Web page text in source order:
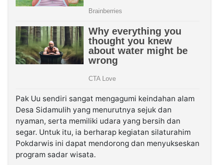
Pak Uu sendiri sangat mengagumi keindahan alam
Desa Sidamulih yang menurutnya sejuk dan
nyaman, serta memiliki udara yang bersih dan
segar. Untuk itu, ia berharap kegiatan silaturahim
Pokdarwis ini dapat mendorong dan menyukseskan
program sadar wisata.